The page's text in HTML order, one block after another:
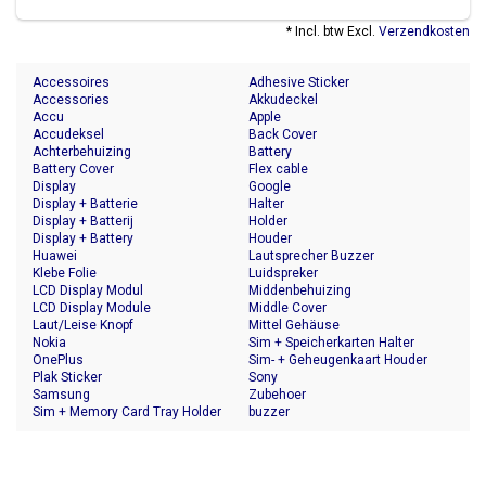
* Incl. btw Excl. Verzendkosten
Accessoires
Accessories
Accu
Accudeksel
Achterbehuizing
Adhesive Sticker
Akkudeckel
Apple
Back Cover
Battery
Battery Cover
Display
Display + Batterie
Display + Batterij
Display + Battery
Flex cable
Google
Halter
Holder
Houder
Huawei
Klebe Folie
LCD Display Modul
LCD Display Module
Laut/Leise Knopf
Lautsprecher Buzzer
Luidspreker
Middenbehuizing
Middle Cover
Mittel Gehäuse
Nokia
OnePlus
Plak Sticker
Samsung
Sim + Memory Card Tray Holder
Sim + Speicherkarten Halter
Sim- + Geheugenkaart Houder
Sony
Zubehoer
buzzer